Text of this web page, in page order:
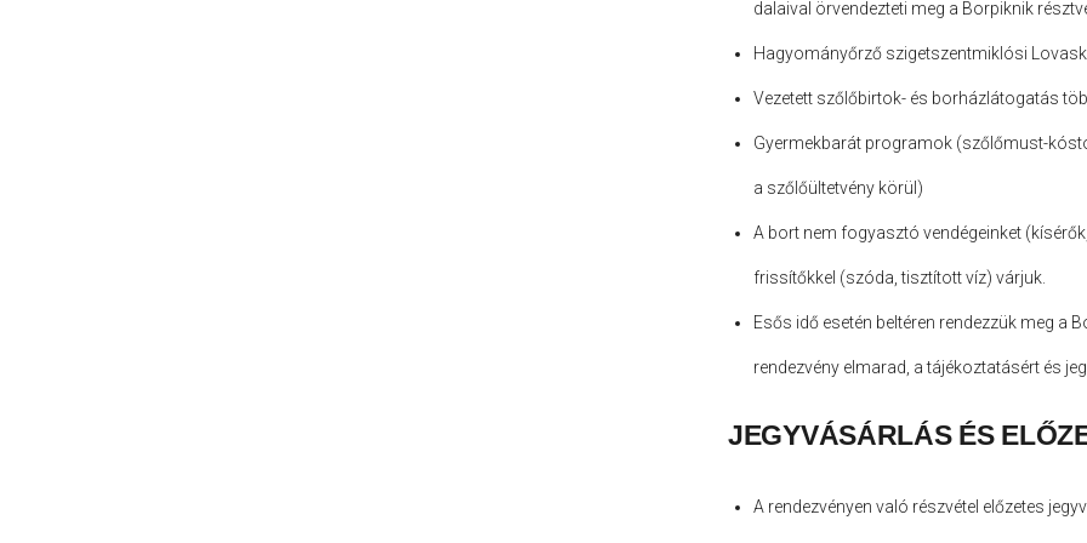
dalaival örvendezteti meg a Borpiknik
Hagyományőrző szigetszentmiklósi
Vezetett szőlőbirtok- és borházlátogatás
Gyermekbarát programok (szőlőmust-
a szőlőültetvény körül)
A bort nem fogyasztó vendégeinket
frissítőkkel (szóda, tisztított víz) várjuk.
Esős idő esetén beltéren rendezzük meg a
rendezvény elmarad, a tájékoztatásért és
JEGYVÁSÁRLÁS ÉS
A rendezvényen való részvétel előzetes